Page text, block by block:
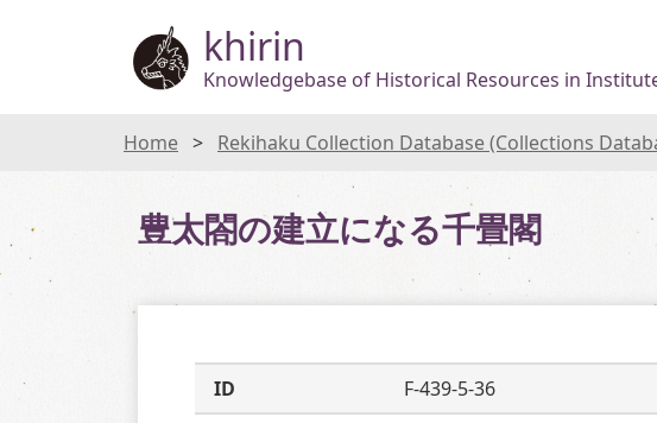
khirin
Knowledgebase of Historical Resources in
Home Rekihaku Collection Database (Collections
豊太閤の建立になる千畳閣
ID
F-439-5-36